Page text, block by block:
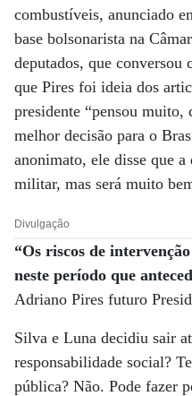
combustíveis, anunciado
base bolsonarista na
deputados, que
que Pires foi ideia dos
presidente “pensou muito,
melhor decisão para o
anonimato, ele disse que a
militar, mas será muito
Divulgação
“Os riscos de
neste período que
Adriano Pires futuro
Silva e Luna decidiu sair
responsabilidade social?
pública? Não. Pode fazer